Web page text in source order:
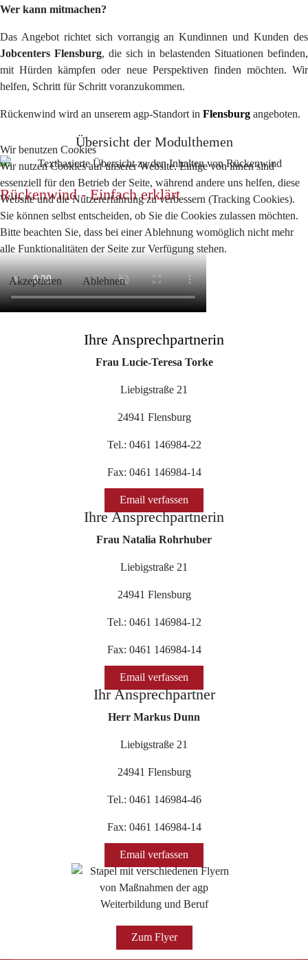
Wer kann mitmachen?
Das Angebot richtet sich vorrangig an Kundinnen und Kunden des
Jobcenters Flensburg, die sich in belastenden Situationen befinden,
mit Hürden kämpfen oder neue Perspektiven finden möchten. Wir
helfen, Schritt für Schritt voranzukommen.
Rückenwind wird an unserem agp-Standort in Flensburg angeboten.
Übersicht der Modulthemen
Rückenwind - Einfach erklärt
Ihre Ansprechpartnerin
Frau Lucie-Teresa Torke
Liebigstraße 21
24941 Flensburg
Tel.: 0461 146984-22
Fax: 0461 146984-14
Email verfassen
Ihre Ansprechpartnerin
Frau Natalia Rohrhuber
Liebigstraße 21
24941 Flensburg
Tel.: 0461 146984-12
Fax: 0461 146984-14
Email verfassen
Ihr Ansprechpartner
Herr Markus Dunn
Liebigstraße 21
24941 Flensburg
Tel.: 0461 146984-46
Fax: 0461 146984-14
Email verfassen
Zum Flyer
Wir benutzen Cookies
Wir nutzen Cookies auf unserer Website. Einige von ihnen sind
essenziell für den Betrieb der Seite, während andere uns helfen, diese
Website und die Nutzererfahrung zu verbessern (Tracking Cookies).
Sie können selbst entscheiden, ob Sie die Cookies zulassen möchten.
Bitte beachten Sie, dass bei einer Ablehnung womöglich nicht mehr
alle Funktionalitäten der Seite zur Verfügung stehen.
Akzeptieren Ablehnen